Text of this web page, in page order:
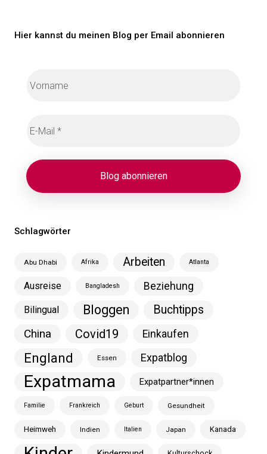
Hier kannst du meinen Blog per Email abonnieren
Schlagwörter
Abu Dhabi Afrika Arbeiten Atlanta
Ausreise Bangladesh Beziehung
Bilingual Bloggen
Buchtipps
China
Covid19 Einkaufen
England Essen Expatblog
Expatmama Expatpartner*innen
Familie Frankreich Geburt Gesundheit
Heimweh Indien Italien Japan Kanada